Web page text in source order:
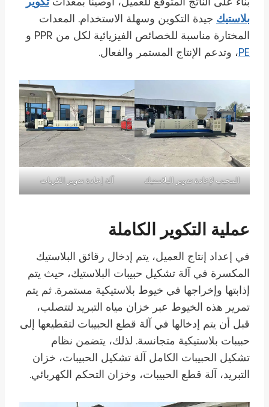
بلاستيك جيدة التكوين وسهلة الاستخدام. المعدات
المختارة مناسبة للخصائص الفيزيائية لكل من PPR و
PE، وتدعم الإنتاج المستمر والفعال.
المحبب لإعادة تدوير البلاستيك آلة إعادة تدوير الكريات
عملية التكوير الكاملة
في إعداد إنتاج العميل، يتم إدخال رقائق البلاستيك
المكسرة في آلة تشكيل حبيبات البلاستيك، حيث يتم
إذابتها وإخراجها في خيوط بلاستيكية مستمرة. ثم يتم
تمرير هذه الخيوط عبر خزان مياه التبريد لتتصلب،
قبل أن يتم إدخالها في آلة قطع الحبيبات لتقطيعها إلى
حبيبات بلاستيكية متجانسة. لذلك، يتضمن نظام
تشكيل الحبيبات الكامل آلة تشكيل الحبيبات، خزان
التبريد، آلة قطع الحبيبات، وخزان التحكم الكهربائي.